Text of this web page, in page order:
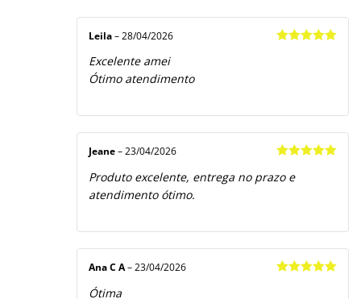
Leila – 28/04/2026
Excelente amei
Ótimo atendimento
de 5
Jeane – 23/04/2026
Produto excelente, entrega no prazo e
atendimento ótimo.
Ana C A – 23/04/2026
Ótima